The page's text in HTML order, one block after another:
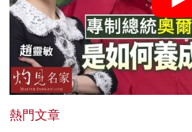
熱門文章